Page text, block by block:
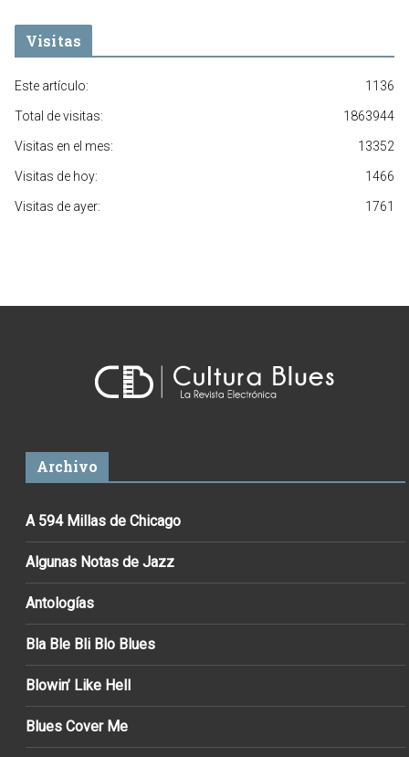
Visitas
1136
Este artículo:
1863944
Total de visitas:
13352
Visitas en el mes:
1466
Visitas de hoy:
1761
Visitas de ayer:
Archivo
A 594 Millas de Chicago
Algunas Notas de Jazz
Antologías
Bla Ble Bli Blo Blues
Blowin’ Like Hell
Blues Cover Me